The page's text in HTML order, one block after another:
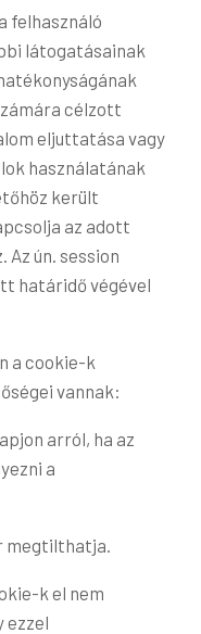
felhasználó
látogatásainak
célzott
eljuttatása vagy
használatának
került
az adott
ún. session
határidő végével
a cookie-k
vannak:
arról, ha az
a
megtilthatja.
k el nem
ezzel